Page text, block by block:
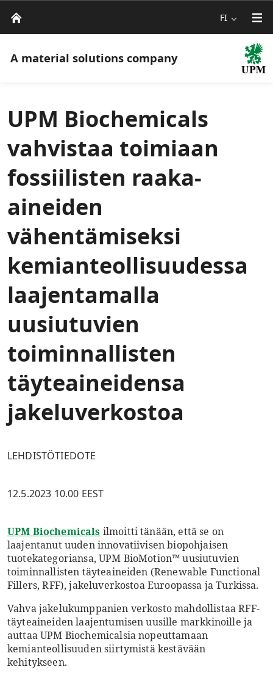
FI
A material solutions company
UPM Biochemicals
vahvistaa toimiaan
fossiilisten raaka-
aineiden
vähentämiseksi
kemianteollisuudessa
laajentamalla
uusiutuvien
toiminnallisten
täyteaineidensa
jakeluverkostoa
LEHDISTÖTIEDOTE
12.5.2023 10.00 EEST
UPM Biochemicals ilmoitti tänään, että se on
laajentanut uuden innovatiivisen biopohjaisen
tuotekategoriansa, UPM BioMotion™ uusiutuvien
toiminnallisten täyteaineiden (Renewable Functional
Fillers, RFF), jakeluverkostoa Euroopassa ja Turkissa.
Vahva jakelukumppanien verkosto mahdollistaa RFF-
täyteaineiden laajentumisen uusille markkinoille ja
auttaa UPM Biochemicalsia nopeuttamaan
kemianteollisuuden siirtymistä kestävään
kehitykseen.